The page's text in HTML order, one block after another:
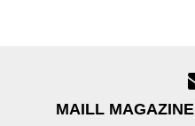
MAILL MAGAZINE